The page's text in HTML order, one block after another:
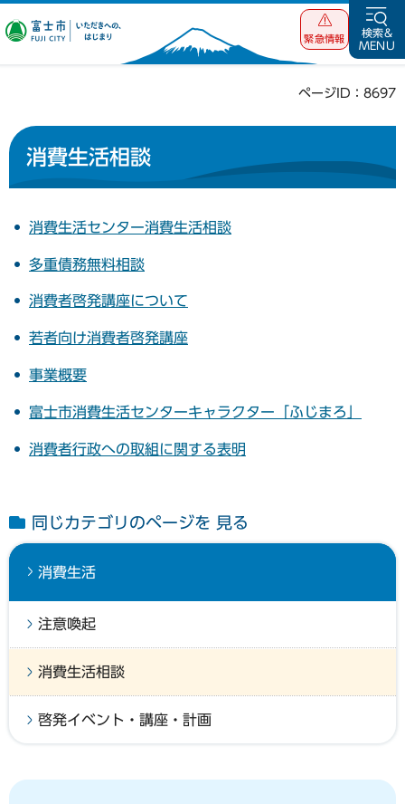
富士市 いただ
緊急情報
検索&
MENU
ページID：8697
消費生活相談
消費生活センター消費生活相談
多重債務無料相談
消費者啓発講座について
若者向け消費者啓発講座
事業概要
富士市消費生活センターキャラクター「ふじまろ」
消費者行政への取組に関する表明
同じカテゴリのページを 見る
消費生活
注意喚起
消費生活相談
啓発イベント・講座・計画